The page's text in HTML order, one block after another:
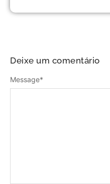
Deixe um comentário
Message*